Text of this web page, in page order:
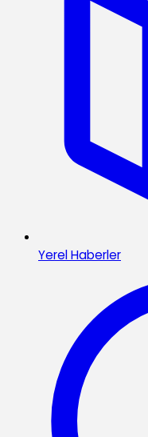
Yerel Haberler